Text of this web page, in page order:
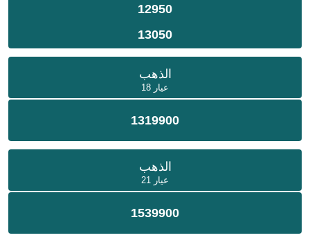
12950
13050
الذهب
عيار 18
1319900
الذهب
عيار 21
1539900